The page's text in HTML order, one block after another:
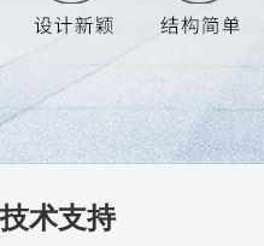
技术支持